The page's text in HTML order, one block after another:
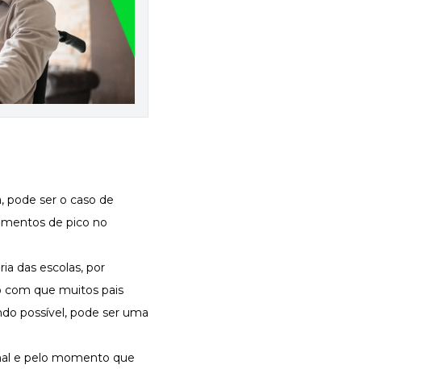
pode ser o caso de
de pico no
das escolas, por
com que muitos pais
possível, pode ser uma
e pelo momento que